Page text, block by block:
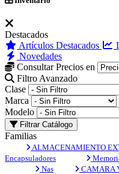
Destacados
Artículos Destacados
Novedades
Consultar Precios en
Filtro Avanzado
Clase
Marca
Modelo
Filtrar Catálogo
Familias
ALMACENAMIENTO
Encapsuladores
Nas
CAMARA